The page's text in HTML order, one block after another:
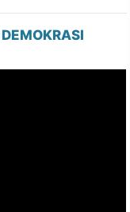
DEMOKRASI